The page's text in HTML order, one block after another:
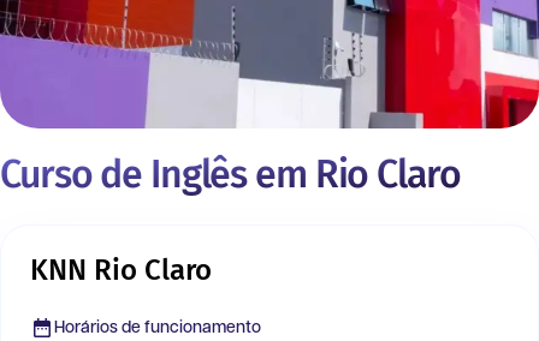
Curso de Inglês em Rio Claro
KNN Rio Claro
Horários de funcionamento